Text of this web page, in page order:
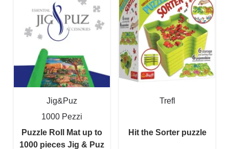
Jig&Puz
1000 Pezzi
Puzzle Roll Mat up to
1000 pieces Jig & Puz
Trefl
Hit the Sorter puzzle